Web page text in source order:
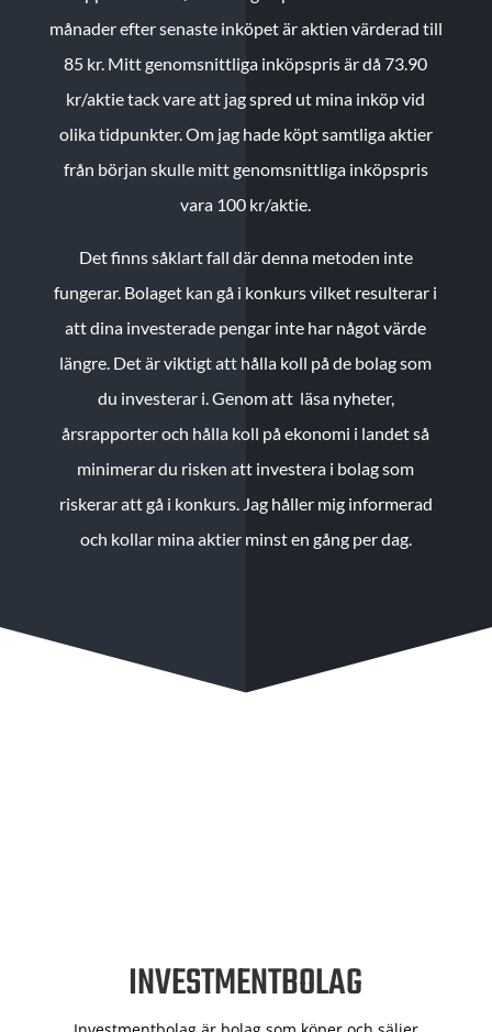
månader efter senaste inköpet är aktien värderad till
85 kr. Mitt genomsnittliga inköpspris är då 73.90
kr/aktie tack vare att jag spred ut mina inköp vid
olika tidpunkter. Om jag hade köpt samtliga aktier
från början skulle mitt genomsnittliga inköpspris
vara 100 kr/aktie.
Det finns såklart fall där denna metoden inte
fungerar. Bolaget kan gå i konkurs vilket resulterar i
att dina investerade pengar inte har något värde
längre. Det är viktigt att hålla koll på de bolag som
du investerar i. Genom att läsa nyheter,
årsrapporter och hålla koll på ekonomi i landet så
minimerar du risken att investera i bolag som
riskerar att gå i konkurs. Jag håller mig informerad
och kollar mina aktier minst en gång per dag.
INVESTMENTBOLAG